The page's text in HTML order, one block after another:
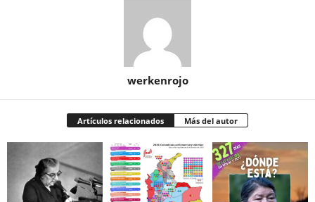
werkenrojo
Artículos relacionados Más del autor